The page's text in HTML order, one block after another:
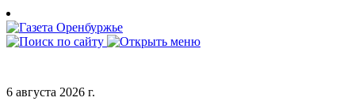
Skip
to
content
6 августа 2026 г.